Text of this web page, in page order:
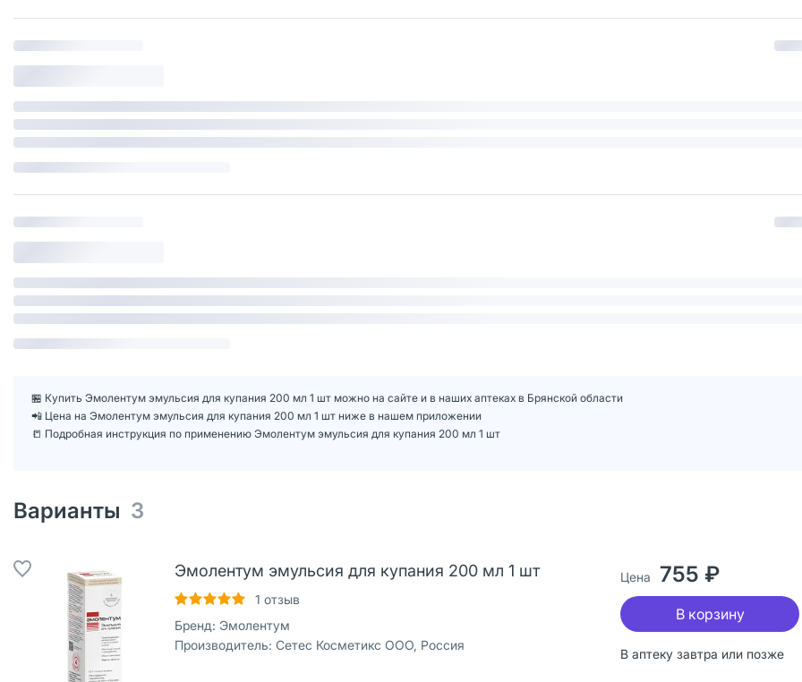
🏪 Купить Эмолентум эмульсия для купания 200 мл 1 шт можно на сайте и в наших аптеках в Брянской области
📲 Цена на Эмолентум эмульсия для купания 200 мл 1 шт ниже в нашем приложении
📒 Подробная инструкция по применению Эмолентум эмульсия для купания 200 мл 1 шт
Варианты 3
Эмолентум эмульсия для купания 200 мл 1 шт
1 отзыв
Бренд: Эмолентум
Производитель: Сетес Косметикс ООО, Россия
В аптеку завтра или позже
Цена 755 ₽
В корзину